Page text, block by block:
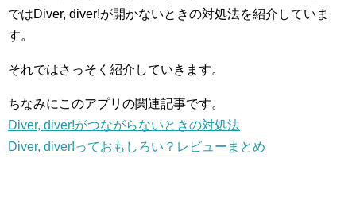
ではDiver, diver!が開かないときの対処法を紹介していま
す。
それではさっそく紹介していきます。
ちなみにこのアプリの関連記事です。
Diver, diver!がつながらないときの対処法
Diver, diver!っておもしろい？レビューまとめ